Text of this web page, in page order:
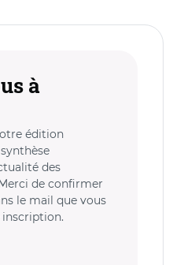
à
édition
des
de confirmer
le mail que vous
inscription.